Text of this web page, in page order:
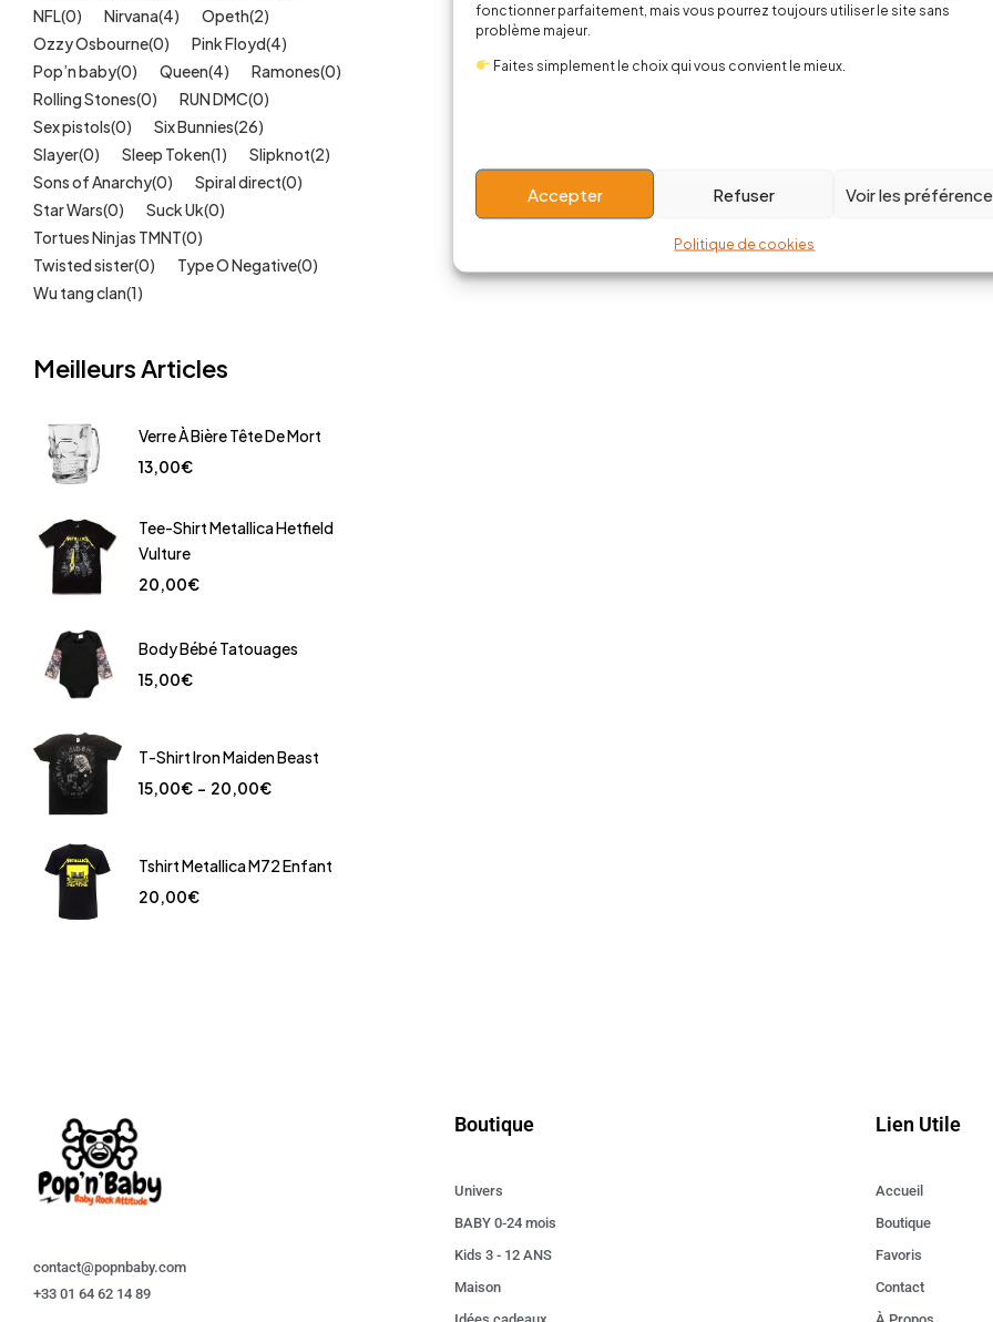
fonctionner parfaitement, mais vous pourrez toujours utiliser le site sans
problème majeur.
Faites simplement le choix qui vous convient le mieux.
Accepter Refuser Voir les
Politique de cookies
NFL(0) Nirvana(4) Opeth(2)
Ozzy Osbourne(0) Pink Floyd(4)
Pop’n baby(0) Queen(4) Ramones(0)
Rolling Stones(0) RUN DMC(0)
Sex pistols(0) Six Bunnies(26)
Slayer(0) Sleep Token(1) Slipknot(2)
Sons of Anarchy(0) Spiral direct(0)
Star Wars(0) Suck Uk(0)
Tortues Ninjas TMNT(0)
Twisted sister(0) Type O Negative(0)
Wu tang clan(1)
Meilleurs Articles
Verre À Bière Tête De Mort
13,00€
Tee-Shirt Metallica Hetfield
Vulture
20,00€
Body Bébé Tatouages
15,00€
T-Shirt Iron Maiden Beast
15,00€ – 20,00€
Tshirt Metallica M72 Enfant
20,00€
contact@popnbaby.com
+33 01 64 62 14 89
Boutique
Univers
BABY 0-24 mois
Kids 3 - 12 ANS
Maison
Lien Utile
Accueil
Boutique
Favoris
Contact